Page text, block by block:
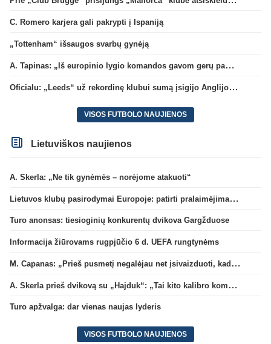
C. Romero karjera gali pakrypti į Ispaniją
„Tottenham“ išsaugos svarbų gynėją
A. Tapinas: „Iš europinio lygio komandos gavom gerų pamokų“
Oficialu: „Leeds“ už rekordinę klubui sumą įsigijo Anglijos rinktinės vartininką
VISOS FUTBOLO NAUJIENOS
Lietuviškos naujienos
A. Skerla: „Ne tik gynėmės – norėjome atakuoti“
Lietuvos klubų pasirodymai Europoje: patirti pralaimėjimai Kroatijos atstovams
Turo anonsas: tiesioginių konkurentų dvikova Gargžduose
Informacija žiūrovams rugpjūčio 6 d. UEFA rungtynėms
M. Capanas: „Prieš pusmetį negalėjau net įsivaizduoti, kad žaisime prieš „Hajduk“
A. Skerla prieš dvikovą su „Hajduk“: „Tai kito kalibro komanda“
Turo apžvalga: dar vienas naujas lyderis
VISOS FUTBOLO NAUJIENOS